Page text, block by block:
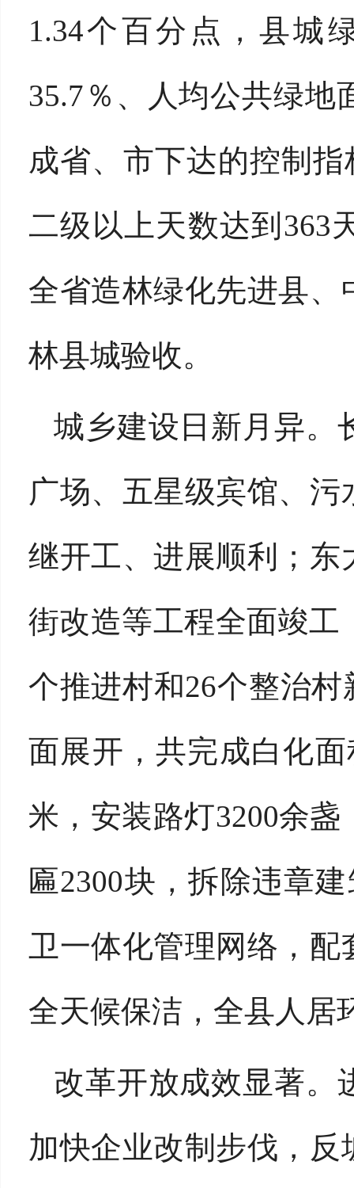
1.34个百分点，县城
35.7％、人均公共绿地
成省、市下达的控制
二级以上天数达到363
全省造林绿化先进县
林县城验收。
城乡建设日新月异。
广场、五星级宾馆、
继开工、进展顺利；
街改造等工程全面竣工
个推进村和26个整治
面展开，共完成白化
米，安装路灯3200余
匾2300块，拆除违章
卫一体化管理网络，
全天候保洁，全县人居
改革开放成效显著。
加快企业改制步伐，